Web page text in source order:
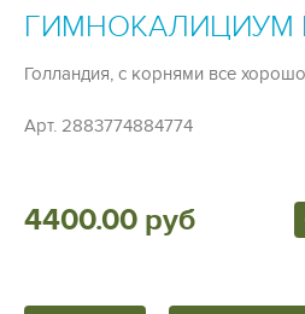
ГИМНОКАЛИЦИУМ
Голландия, с корнями все
Арт. 2883774884774
4400.00 руб